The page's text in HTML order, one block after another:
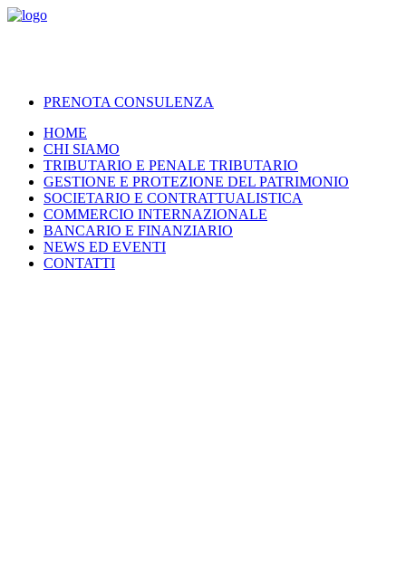
PRENOTA CONSULENZA
HOME
CHI SIAMO
TRIBUTARIO E PENALE TRIBUTARIO
GESTIONE E PROTEZIONE DEL PATRIMONIO
SOCIETARIO E CONTRATTUALISTICA
COMMERCIO INTERNAZIONALE
BANCARIO E FINANZIARIO
NEWS ED EVENTI
CONTATTI